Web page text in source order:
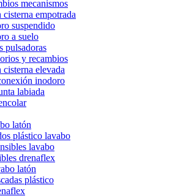
mecanismos
empotrada
suspendido
a suelo
pulsadoras
y recambios
elevada
inodoro
labiada
latón
plástico lavabo
lavabo
drenaflex
latón
plástico